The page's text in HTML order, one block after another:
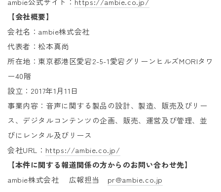
【会社概要】
会社名：ambie株式会社
代表者：松本真尚
所在地：東京都港区愛宕2-5-1愛宕グリーンヒルズMORIタワ
ー40階
設立：2017年1月11日
事業内容：音声に関する製品の設計、製造、販売及びリー
ス、デジタルコンテンツの企画、販売、運営及び管理、並
びにレンタル及びリース
会社URL： https://ambie.co.jp/
【本件に関する報道関係の方からのお問い合わせ先】
ambie株式会社 広報担当 pr@ambie.co.jp